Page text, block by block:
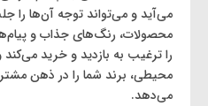
می‌آید و می‌تواند توجه آن‌ها را
محصولات، رنگ‌های جذاب و
را ترغیب به بازدید و خرید
محیطی، برند شما را در ذهن
می‌دهد.